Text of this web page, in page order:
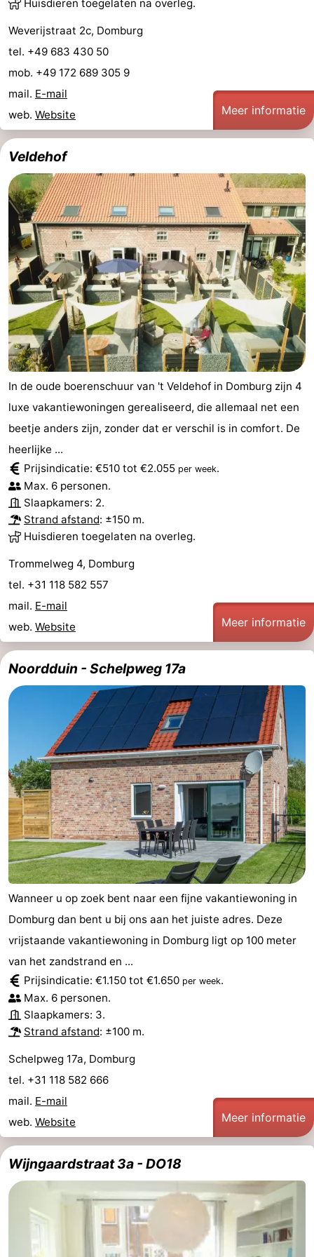
Huisdieren toegelaten na overleg.
Weverijstraat 2c, Domburg
tel. +49 683 430 50
mob. +49 172 689 305 9
mail. E-mail
web. Website Meer informatie
Veldehof
In de oude boerenschuur van 't Veldehof in Domburg zijn 4
luxe vakantiewoningen gerealiseerd, die allemaal net een
beetje anders zijn, zonder dat er verschil is in comfort. De
heerlijke ...
Prijsindicatie: €510 tot €2.055 per week.
Max. 6 personen.
Slaapkamers: 2.
Strand afstand: ±150 m.
Huisdieren toegelaten na overleg.
Trommelweg 4, Domburg
tel. +31 118 582 557
mail. E-mail
web. Website Meer informatie
Noordduin - Schelpweg 17a
Wanneer u op zoek bent naar een fijne vakantiewoning in
Domburg dan bent u bij ons aan het juiste adres. Deze
vrijstaande vakantiewoning in Domburg ligt op 100 meter
van het zandstrand en ...
Prijsindicatie: €1.150 tot €1.650 per week.
Max. 6 personen.
Slaapkamers: 3.
Strand afstand: ±100 m.
Schelpweg 17a, Domburg
tel. +31 118 582 666
mail. E-mail
web. Website Meer informatie
Wijngaardstraat 3a - DO18